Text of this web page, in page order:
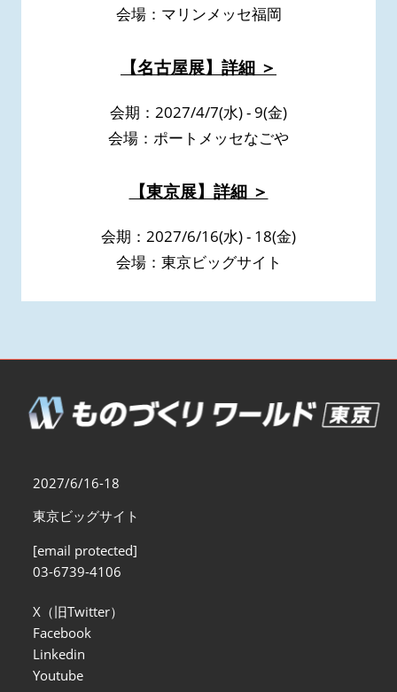
会場：マリンメッセ福岡
【名古屋展】詳細 ＞
会期：2027/4/7(水) - 9(金)
会場：ポートメッセなごや
【東京展】詳細 ＞
会期：2027/6/16(水) - 18(金)
会場：東京ビッグサイト
2027/6/16-18
東京ビッグサイト
[email protected]
03-6739-4106
X（旧Twitter）
Facebook
Linkedin
Youtube